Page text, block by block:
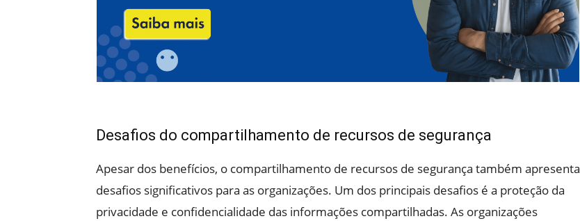
Desafios do compartilhamento de recursos de segurança
Apesar dos benefícios, o compartilhamento de recursos de segurança também apresenta
desafios significativos para as organizações. Um dos principais desafios é a proteção da
privacidade e confidencialidade das informações compartilhadas. As organizações